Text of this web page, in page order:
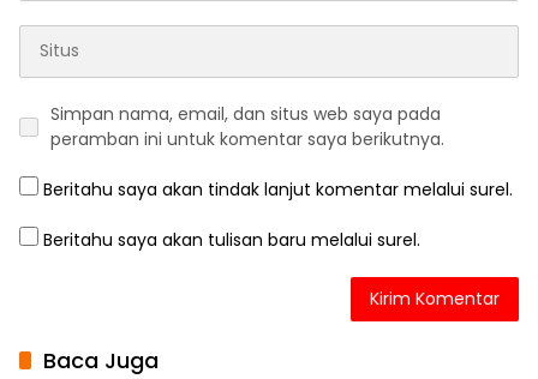
Simpan nama, email, dan situs web saya pada
peramban ini untuk komentar saya berikutnya.
Beritahu saya akan tindak lanjut komentar melalui surel.
Beritahu saya akan tulisan baru melalui surel.
Baca Juga